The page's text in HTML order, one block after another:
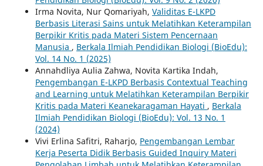
Irma Novita, Nur Qomariyah, Validitas E-LKPD
Berbasis Literasi Sains untuk Melatihkan Keterampilan
Berpikir Kritis pada Materi Sistem Pencernaan
Manusia , Berkala Ilmiah Pendidikan Biologi (BioEdu):
Vol. 14 No. 1 (2025)
Annahdliya Aulia Zahwa, Novita Kartika Indah,
Pengembangan E-LKPD Berbasis Contextual Teaching
and Learning untuk Melatihkan Keterampilan Berpikir
Kritis pada Materi Keanekaragaman Hayati , Berkala
Ilmiah Pendidikan Biologi (BioEdu): Vol. 13 No. 1
(2024)
Vivi Erlina Safitri, Raharjo, Pengembangan Lembar
Kerja Peserta Didik Berbasis Guided Inquiry Materi